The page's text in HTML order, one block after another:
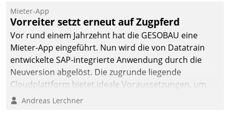
Die monatlichen
Mitteilungen zum
Heizungs- und
Wasserverbrauch gehen
automatisiert, vollständig
und auf Wunsch über
mehrere zuvor
Kommunikationswege bei
Mieter-App
Vorreiter setzt erneut auf Zugpferd
Vor rund einem Jahrzehnt hat die GESOBAU eine
Mieter-App eingeführt. Nun wird die von Datatrain
entwickelte SAP-integrierte Anwendung durch die
Neuversion abgelöst. Die zugrunde liegende
Cloudplattform bietet ideale Voraussetzungen, um
die Funktionalität der App zu erweitern und weitere
Andreas Lerchner